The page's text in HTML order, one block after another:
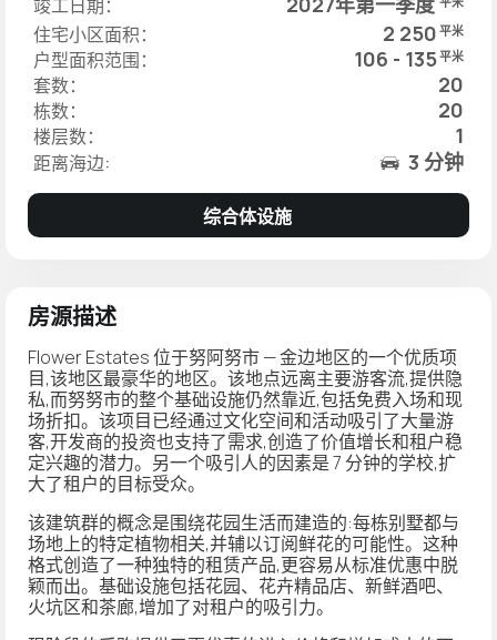
房源描述
Flower Estates 位于努阿努市 — 金边地区的一个优质项
目,该地区最豪华的地区。该地点远离主要游客流,提供隐
私,而努努市的整个基础设施仍然靠近,包括免费入场和现
场折扣。该项目已经通过文化空间和活动吸引了大量游
客,开发商的投资也支持了需求,创造了价值增长和租户稳
定兴趣的潜力。另一个吸引人的因素是 7 分钟的学校,扩
大了租户的目标受众。
该建筑群的概念是围绕花园生活而建造的:每栋别墅都与
场地上的特定植物相关,并辅以订阅鲜花的可能性。这种
格式创造了一种独特的租赁产品,更容易从标准优惠中脱
颖而出。基础设施包括花园、花卉精品店、新鲜酒吧、
火坑区和茶廊,增加了对租户的吸引力。
竣工日期：
住宅小区面积： 2 250 平米
户型面积范围： 106 - 135平米
套数： 20
栋数： 20
楼层数： 1
距离海边: 3 分钟
综合体设施